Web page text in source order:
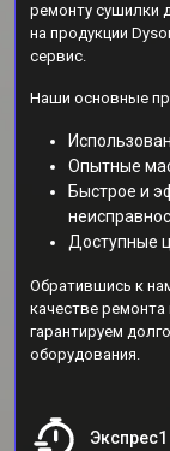
ремонту сушилки
на продукции
сервис.
Наши основные
Опытные
Быстрое и
Доступные
Обратившись к
качестве
гарантируем
оборудования.